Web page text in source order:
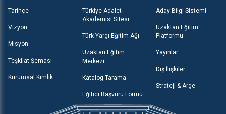
Tarihçe
Vizyon
Misyon
Teşkilat Şeması
Kurumsal Kimlik
Türkiye Adalet
Akademisi Sitesi
Türk Yargı Eğitim Ağı
Uzaktan Eğitim
Merkezi
Katalog Tarama
Eğitici Başvuru Formu
Aday Bilgi Sistemi
Uzaktan Eğitim
Platformu
Yayınlar
Dış İlişkiler
Strateji & Arge